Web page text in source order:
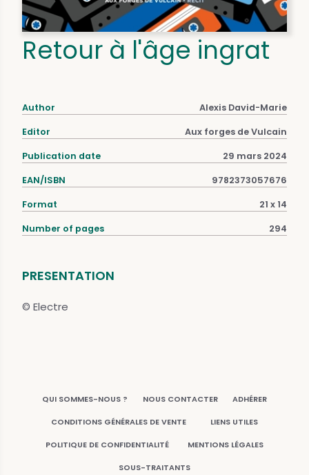
Retour à l'âge ingrat
Author Alexis David-Marie
Editor Aux forges de Vulcain
Publication date 29 mars 2024
EAN/ISBN 9782373057676
Format 21 x 14
Number of pages 294
PRESENTATION
© Electre
QUI SOMMES-NOUS ? NOUS CONTACTER ADHÉRER
CONDITIONS GÉNÉRALES DE VENTE LIENS UTILES
POLITIQUE DE CONFIDENTIALITÉ MENTIONS LÉGALES
SOUS-TRAITANTS